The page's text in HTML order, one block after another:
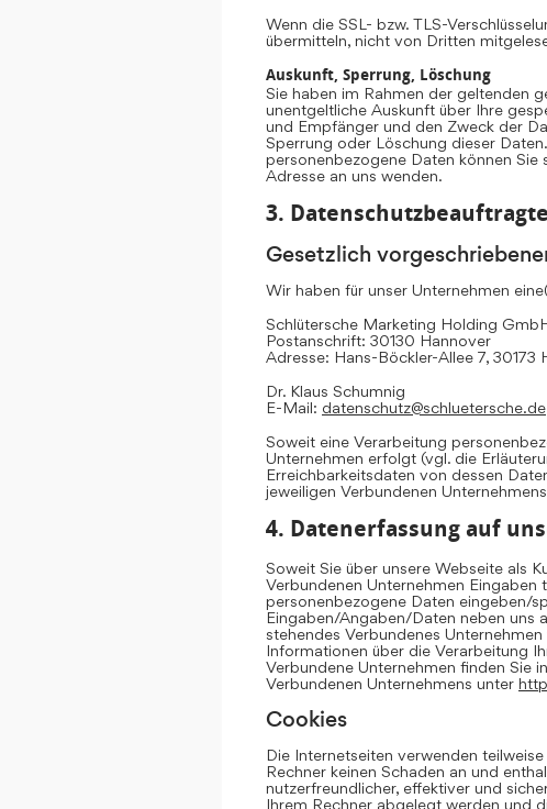
Wenn die SSL- bzw. TLS-
übermitteln, nicht von Dritten
Auskunft, Sperrung, Löschung
Sie haben im Rahmen der geltenden
unentgeltliche Auskunft über Ihre
und Empfänger und den Zweck der
Sperrung oder Löschung dieser
personenbezogene Daten können
Adresse an uns wenden.
3.
Gesetzlich
Wir haben für unser Unternehmen
Schlütersche Marketing Holding
Postanschrift: 30130 Hannover
Adresse: Hans-Böckler-Allee 7, 30173
Dr. Klaus Schumnig
E-Mail: datenschutz@schluetersche.de
Soweit eine Verarbeitung
Unternehmen erfolgt (vgl. die
Erreichbarkeitsdaten von dessen
jeweiligen Verbundenen
4. Datenerfassung auf
Soweit Sie über unsere Webseite als
Verbundenen Unternehmen
personenbezogene Daten eingeben/
Eingaben/Angaben/Daten neben uns
stehendes Verbundenes
Informationen über die Verarbeitung
Verbundene Unternehmen finden Sie
Verbundenen Unternehmens unter
Cookies
Die Internetseiten verwenden
Rechner keinen Schaden an und
nutzerfreundlicher, effektiver und
Ihrem Rechner abgelegt werden und